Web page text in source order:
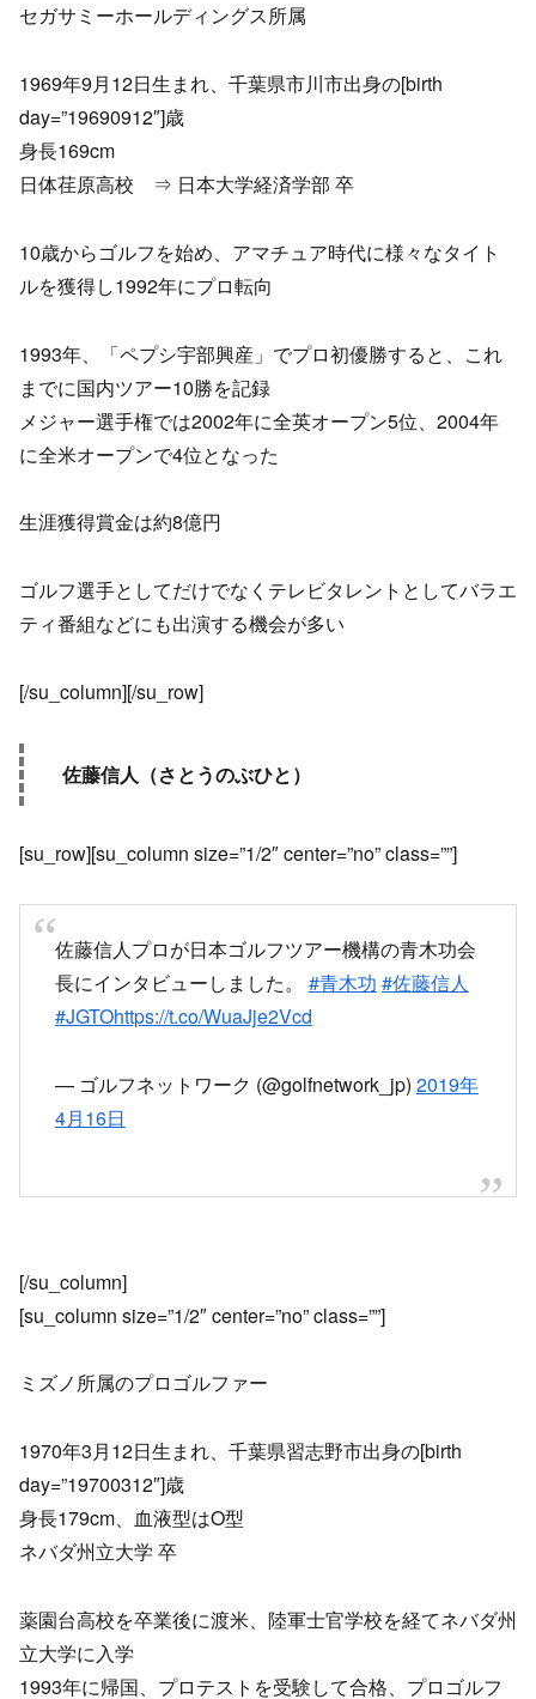
セガサミーホールディングス所属
1969年9月12日生まれ、千葉県市川市出身の[birth
day=”19690912″]歳
身長169cm
日体荏原高校 ⇒ 日本大学経済学部 卒
10歳からゴルフを始め、アマチュア時代に様々なタイト
ルを獲得し1992年にプロ転向
1993年、「ペプシ宇部興産」でプロ初優勝すると、これ
までに国内ツアー10勝を記録
メジャー選手権では2002年に全英オープン5位、2004年
に全米オープンで4位となった
生涯獲得賞金は約8億円
ゴルフ選手としてだけでなくテレビタレントとしてバラエ
ティ番組などにも出演する機会が多い
[/su_column][/su_row]
佐藤信人（さとうのぶひと）
[su_row][su_column size=”1/2″ center=”no” class=””]
佐藤信人プロが日本ゴルフツアー機構の青木功会
長にインタビューしました。 #青木功 #佐藤信人
#JGTOhttps://t.co/WuaJje2Vcd
— ゴルフネットワーク (@golfnetwork_jp) 2019年
4月16日
[/su_column]
[su_column size=”1/2″ center=”no” class=””]
ミズノ所属のプロゴルファー
1970年3月12日生まれ、千葉県習志野市出身の[birth
day=”19700312″]歳
身長179cm、血液型はO型
ネバダ州立大学 卒
薬園台高校を卒業後に渡米、陸軍士官学校を経てネバダ州
立大学に入学
1993年に帰国、プロテストを受験して合格、プロゴルフ